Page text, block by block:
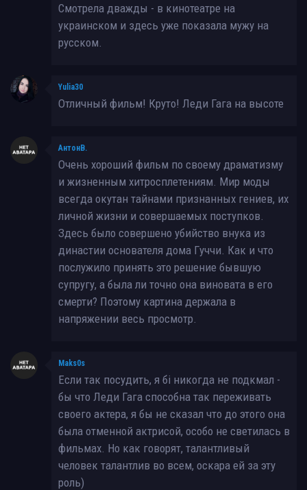
Смотрела дважды - в кинотеатре на
украинском и здесь уже показала мужу на
русском.
Yulia30
Отличный фильм! Круто! Леди Гага на высоте
АнтонВ.
Очень хороший фильм по своему драматизму
и жизненным хитросплетениям. Мир моды
всегда окутан тайнами признанных гениев, их
личной жизни и совершаемых поступков.
Здесь было совершено убийство внука из
династии основателя дома Гуччи. Как и что
послужило принять это решение бывшую
супругу, а была ли точно она виновата в его
смерти? Поэтому картина держала в
напряжении весь просмотр.
Maks0s
Если так посудить, я бі никогда не подкмал -
бы что Леди Гага способна так переживать
своего актера, я бы не сказал что до этого она
была отменной актрисой, особо не светилась в
фильмах. Но как говорят, талантливый
человек талантлив во всем, оскара ей за эту
роль)